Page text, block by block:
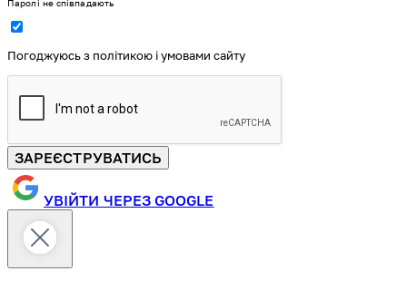
Паролі не співпадають
Погоджуюсь з політикою і умовами сайту
ЗАРЕЄСТРУВАТИСЬ
УВІЙТИ ЧЕРЕЗ GOOGLE